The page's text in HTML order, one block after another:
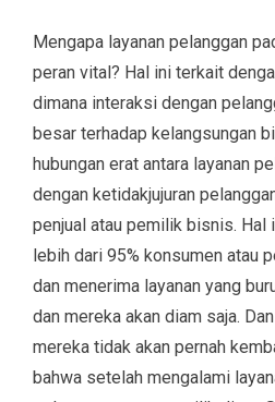
Mengapa layanan pelanggan
peran vital? Hal ini terkait
dimana interaksi dengan
besar terhadap kelangsungan
hubungan erat antara layanan
dengan ketidakjujuran
penjual atau pemilik bisnis. Hal
lebih dari 95% konsumen atau
dan menerima layanan yang
dan mereka akan diam saja.
mereka tidak akan pernah
bahwa setelah mengalami